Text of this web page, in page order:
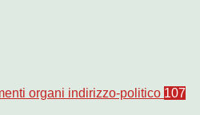
organi indirizzo-politico 107